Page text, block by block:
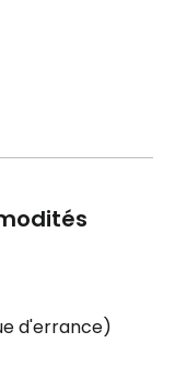
d'errance)